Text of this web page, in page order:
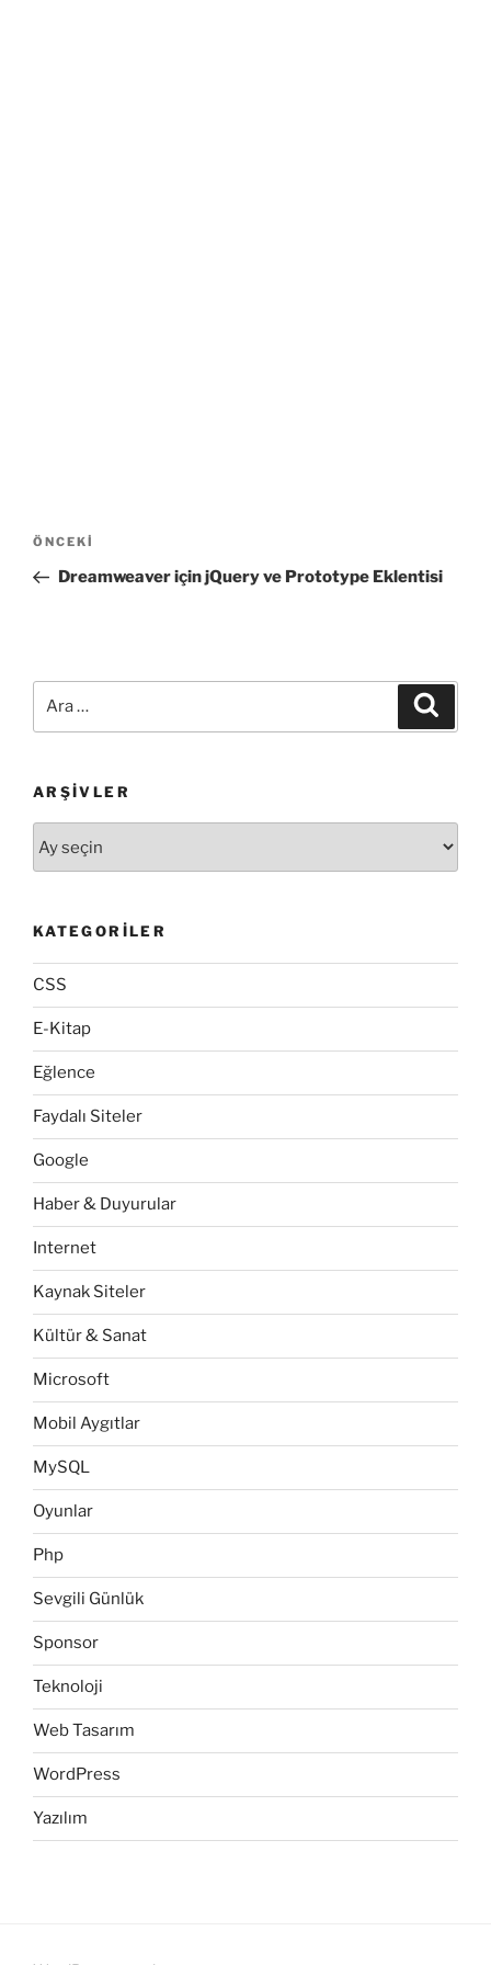
Yazı
Önceki
Yazı
ÖNCEKI
Dreamweaver için jQuery ve Prototype Eklentisi
ARŞIVLER
KATEGORILER
CSS
E-Kitap
Eğlence
Faydalı Siteler
Google
Haber & Duyurular
Internet
Kaynak Siteler
Kültür & Sanat
Microsoft
Mobil Aygıtlar
MySQL
Oyunlar
Php
Sevgili Günlük
Sponsor
Teknoloji
Web Tasarım
WordPress
Yazılım